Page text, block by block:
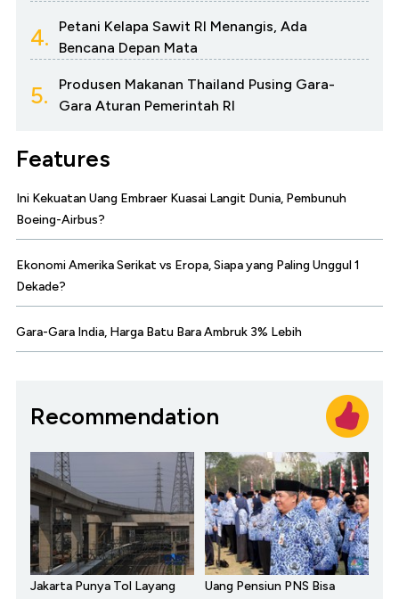
4.
Petani Kelapa Sawit RI Menangis, Ada
Bencana Depan Mata
5.
Produsen Makanan Thailand Pusing Gara-
Gara Aturan Pemerintah RI
Features
Ini Kekuatan Uang Embraer Kuasai Langit Dunia, Pembunuh
Boeing-Airbus?
Ekonomi Amerika Serikat vs Eropa, Siapa yang Paling Unggul 1
Dekade?
Gara-Gara India, Harga Batu Bara Ambruk 3% Lebih
Recommendation
Jakarta Punya Tol Layang
Uang Pensiun PNS Bisa